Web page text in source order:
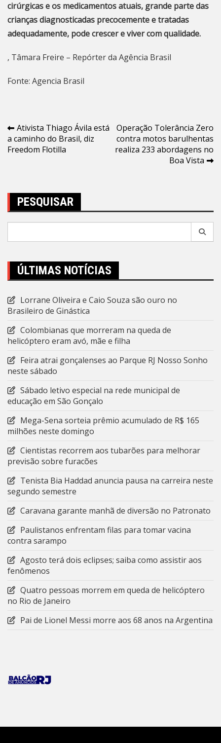
cirúrgicas e os medicamentos atuais, grande parte das
crianças diagnosticadas precocemente e tratadas
adequadamente, pode crescer e viver com qualidade.
, Tâmara Freire – Repórter da Agência Brasil
Fonte: Agencia Brasil
Navegação
de
Ativista Thiago Ávila está
a caminho do Brasil, diz
Freedom Flotilla
Operação Tolerância Zero
contra motos barulhentas
realiza 233 abordagens no
Boa Vista
PESQUISAR
ÚLTIMAS NOTÍCIAS
Lorrane Oliveira e Caio Souza são ouro no
Brasileiro de Ginástica
Colombianas que morreram na queda de
helicóptero eram avó, mãe e filha
Feira atrai gonçalenses ao Parque RJ Nosso Sonho
neste sábado
Sábado letivo especial na rede municipal de
educação em São Gonçalo
Mega-Sena sorteia prêmio acumulado de R$ 165
milhões neste domingo
Cientistas recorrem aos tubarões para melhorar
previsão sobre furacões
Tenista Bia Haddad anuncia pausa na carreira neste
segundo semestre
Caravana garante manhã de diversão no Patronato
Paulistanos enfrentam filas para tomar vacina
contra sarampo
Agosto terá dois eclipses; saiba como assistir aos
fenômenos
Quatro pessoas morrem em queda de helicóptero
no Rio de Janeiro
Pai de Lionel Messi morre aos 68 anos na Argentina